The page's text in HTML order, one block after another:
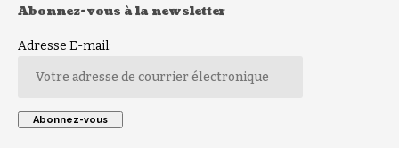
Abonnez-vous à la newsletter
Adresse E-mail: